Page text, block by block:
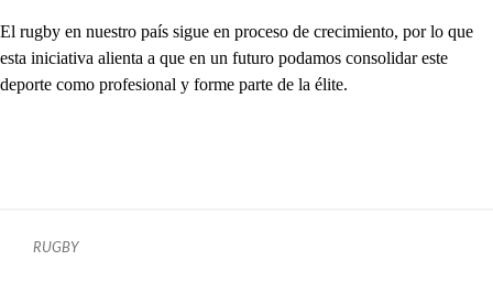
El rugby en nuestro país sigue en proceso de crecimiento, por lo que
esta iniciativa alienta a que en un futuro podamos consolidar este
deporte como profesional y forme parte de la élite.
RUGBY